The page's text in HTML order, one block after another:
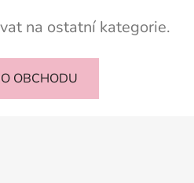
na ostatní kategorie.
OBCHODU